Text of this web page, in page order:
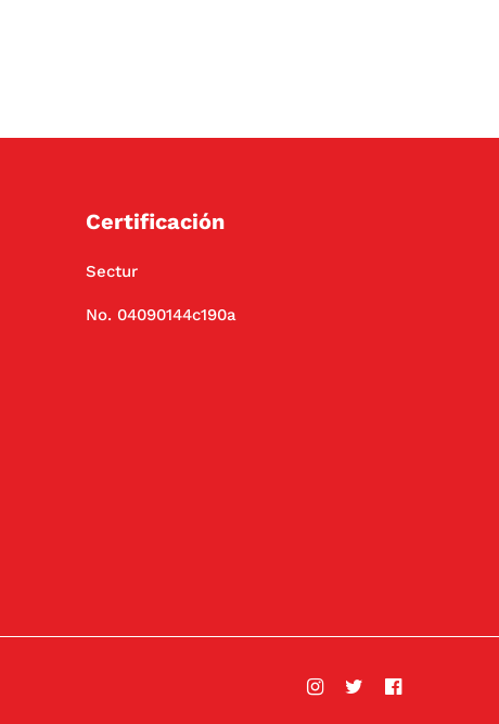
Certificación
Sectur
No. 04090144c190a